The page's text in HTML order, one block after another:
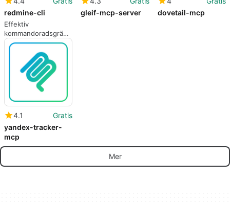
redmine-cli
Effektiv
kommandoradsgränssnitt
för projektledning
gleif-mcp-server
dovetail-mcp
4.1
Gratis
yandex-tracker-
mcp
Mer